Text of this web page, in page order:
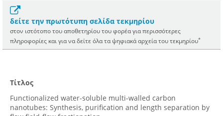
δείτε την πρωτότυπη σελίδα τεκμηρίου
στον ιστότοπο του αποθετηρίου του φορέα για περισσότερες
πληροφορίες και για να δείτε όλα τα ψηφιακά αρχεία του τεκμηρίου*
Τίτλος
Functionalized water-soluble multi-walled carbon
nanotubes: Synthesis, purification and length separation by